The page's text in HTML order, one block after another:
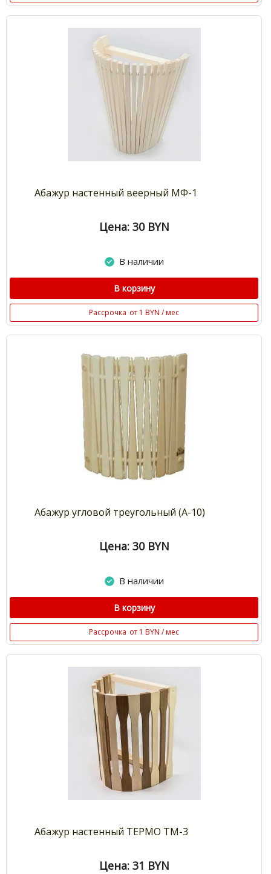
Абажур настенный веерный МФ-1
Цена: 30 BYN
В наличии
В корзину
Рассрочка от 1 BYN / мес
Абажур угловой треугольный (А-10)
Цена: 30 BYN
В наличии
В корзину
Рассрочка от 1 BYN / мес
Абажур настенный ТЕРМО ТМ-3
Цена: 31 BYN